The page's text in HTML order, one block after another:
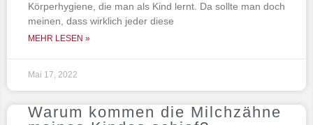
Körperhygiene, die man als Kind lernt. Da sollte man doch
meinen, dass wirklich jeder diese
MEHR LESEN »
Mai 17, 2022
Warum kommen die Milchzähne